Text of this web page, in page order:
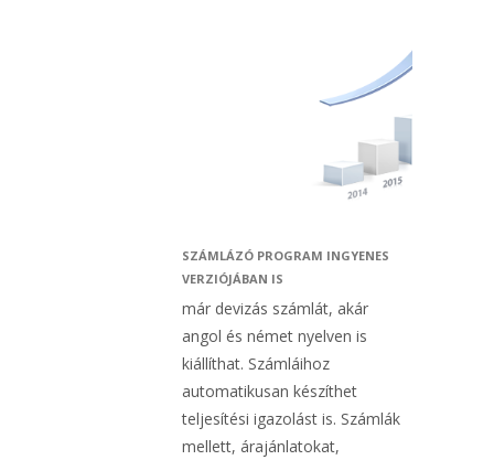
SZÁMLÁZÓ PROGRAM INGYENES
VERZIÓJÁBAN IS
már devizás számlát, akár
angol és német nyelven is
kiállíthat. Számláihoz
automatikusan készíthet
teljesítési igazolást is. Számlák
mellett, árajánlatokat,